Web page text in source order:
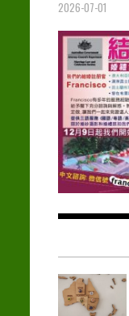
2026-07-01